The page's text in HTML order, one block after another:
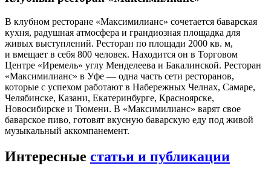
В клубном ресторане «Максимилианс» сочетается баварская
кухня, радушная атмосфера и грандиозная площадка для
живых выступлений. Ресторан по площади 2000 кв. м,
и вмещает в себя 800 человек. Находится он в Торговом
Центре «Иремель» углу Менделеева и Бакалинской. Ресторан
«Максимилианс» в Уфе — одна часть сети ресторанов,
которые с успехом работают в Набережных Челнах, Самаре,
Челябинске, Казани, Екатеринбурге, Красноярске,
Новосибирске и Тюмени. В «Максимилианс» варят свое
баварское пиво, готовят вкусную баварскую еду под живой
музыкальный аккомпанемент.
Интересные статьи и публикации